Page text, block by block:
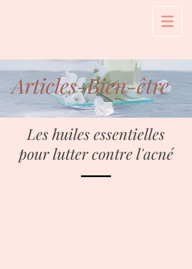
Articles-Bien-être
Les huiles essentielles
pour lutter contre l'acné